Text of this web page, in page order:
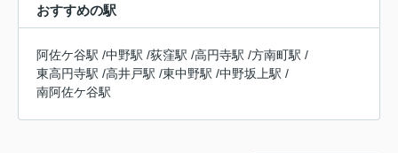
おすすめの駅
阿佐ケ谷駅 /中野駅 /荻窪駅 /高円寺駅 /方南町駅 /
東高円寺駅 /高井戸駅 /東中野駅 /中野坂上駅 /
南阿佐ケ谷駅